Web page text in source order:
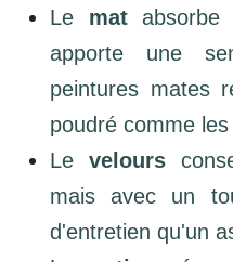
Le matabsorbe
apporte une
peintures mates
poudré comme
Le velours
mais avec un
d'entretien qu'un